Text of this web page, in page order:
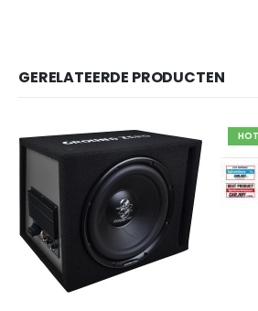
GERELATEERDE PRODUCTEN
HOT